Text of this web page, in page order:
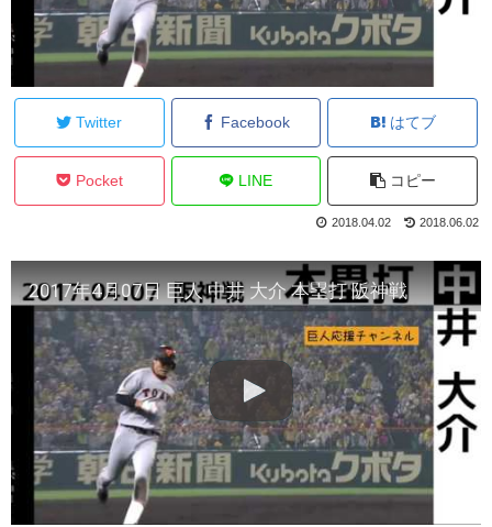
Twitter Facebook はてブ
Pocket LINE コピー
2018.04.02 2018.06.02
2017年4月07日 巨人 中井 大介 本塁打 阪神戦